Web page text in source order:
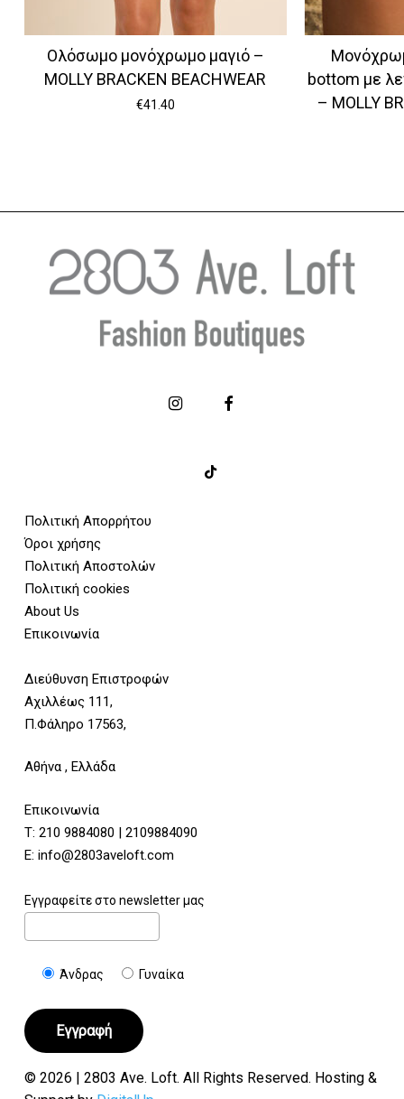
Ολόσωμο μονόχρωμο μαγιό –
MOLLY BRACKEN BEACHWEAR
€41.40
bottom με
– MOLLY
Πολιτική Απορρήτου
Όροι χρήσης
Πολιτική Αποστολών
Πολιτική cookies
About Us
Επικοινωνία
Διεύθυνση Επιστροφών
Αχιλλέως 111,
Π.Φάληρο 17563,
Αθήνα , Ελλάδα
Επικοινωνία
Τ: 210 9884080 | 2109884090
E: info@2803aveloft.com
Εγγραφείτε στο newsletter μας
Άνδρας Γυναίκα
© 2026 | 2803 Ave. Loft. All Rights Reserved. Hosting &